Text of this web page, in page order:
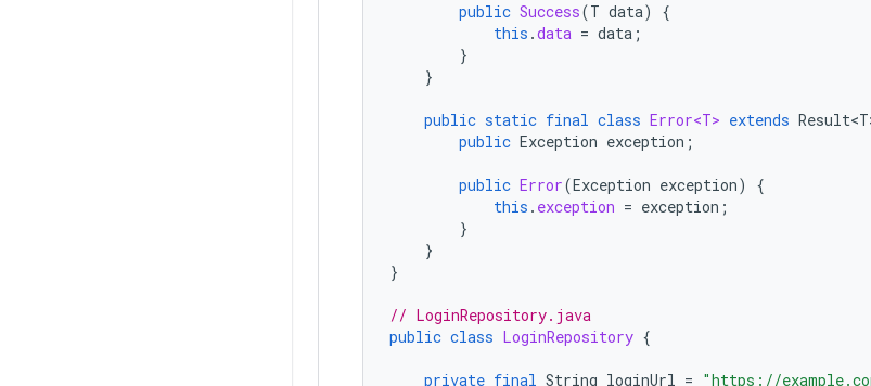
public Success(T data)
{
this .data = data ;
}
}
public static final class Error<T> extends
public Exception exception ;
public Error(Exception exception)
{
this . exception = exception ;
}
}
}
// LoginRepository.java
public class LoginRepository {
private final String loginUrl = "https://